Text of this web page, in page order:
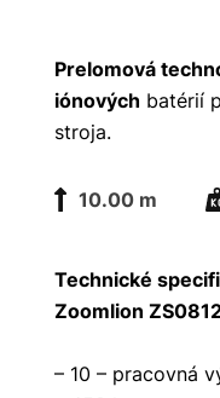
Prelomová
iónových batérií
stroja.
10.00 m
Technické
Zoomlion
– 10 – pracovná